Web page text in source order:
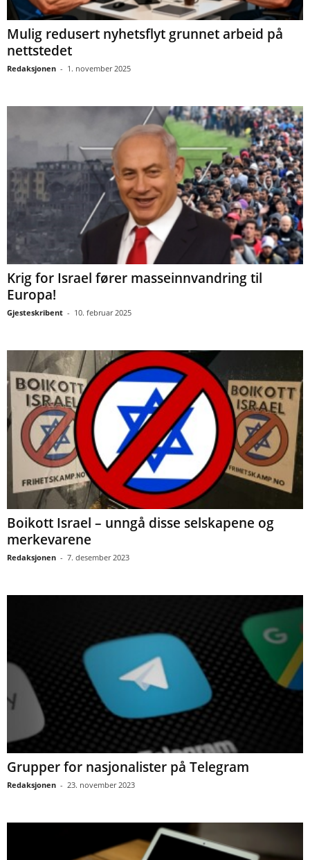
Mulig redusert nyhetsflyt grunnet arbeid på
nettstedet
Redaksjonen - 1. november 2025
Krig for Israel fører masseinnvandring til
Europa!
Gjesteskribent - 10. februar 2025
Boikott Israel – unngå disse selskapene og
merkevarene
Redaksjonen - 7. desember 2023
Grupper for nasjonalister på Telegram
Redaksjonen - 23. november 2023